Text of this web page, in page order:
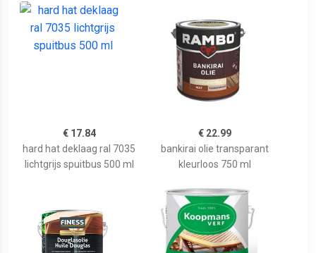
€ 17.84
hard hat deklaag ral 7035
lichtgrijs spuitbus 500 ml
€ 22.99
bankirai olie transparant
kleurloos 750 ml